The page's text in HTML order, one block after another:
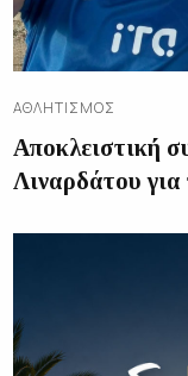
ΑΘΛΗΤΙΣΜΌΣ
Αποκλειστική
Λιναρδάτου